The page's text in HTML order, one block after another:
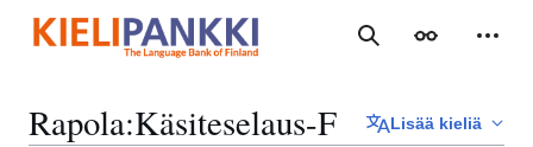
sisältöön
Haku Ulkoasu
Rapola:Käsiteselaus-F Lisää kieliä